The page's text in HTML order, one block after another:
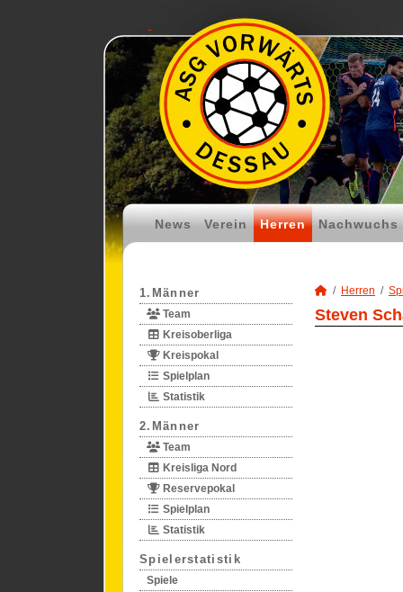
News Verein Herren Nachwuchs
1.Männer
Team
Kreisoberliga
Kreispokal
Spielplan
Statistik
2.Männer
Team
Kreisliga Nord
Reservepokal
Spielplan
Statistik
Spielerstatistik
Spiele
Herren
Steven